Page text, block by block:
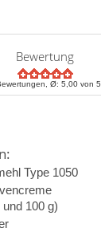
Bewertung
Ø:5,00 von 5
Type 1050
100 g)